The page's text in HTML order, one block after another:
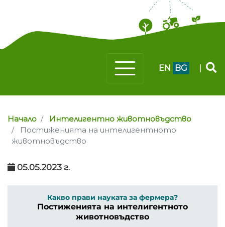
EN BG
Начало
Интелигентно животновъдство
Постиженията на интелигентното
животновъдство
05.05.2023 г.